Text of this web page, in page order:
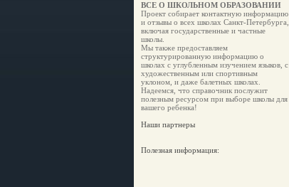
ВСЕ О ШКОЛЬНОМ ОБРАЗОВАНИИ
Проект собирает контактную информацию
и отзывы о всех школах Санкт-Петербурга,
включая государственные и частные
школы.
Мы также предоставляем
структурированную информацию о
школах с углубленным изучением языков, с
художественным или спортивным
уклоном, и даже балетных школах.
Надеемся, что справочник послужит
полезным ресурсом при выборе школы для
вашего ребенка!
Наши партнеры
Полезная информация: